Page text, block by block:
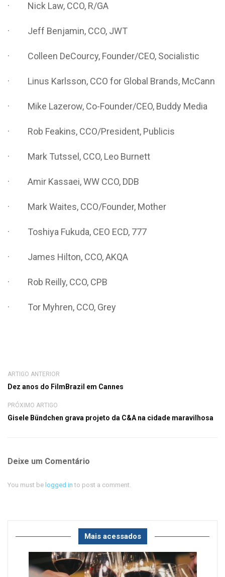
· Nick Law, CCO, R/GA
· Jeff Benjamin, CCO, JWT
· Colleen DeCourcy, Founder/CEO, Socialistic
· Linus Karlsson, CCO for Global Brands, McCann
· Mike Lazerow, Co-Founder/CEO, Buddy Media
· Rob Feakins, CCO/President, Publicis
· Mark Tutssel, CCO, Leo Burnett
· Amir Kassaei, WW CCO, DDB
· Mark Waites, CCO/Founder, Mother
· Toshiya Fukuda, CEO ECD, 777
· James Hilton, CCO, AKQA
· Rob Reilly, CCO, CPB
· Tor Myhren, CCO, Grey
ARTIGO ANTERIOR
Dez anos do FilmBrazil em Cannes
PRÓXIMO ARTIGO
Gisele Bündchen grava projeto da C&A na cidade maravilhosa
Deixe um Comentário
You must be logged in to post a comment.
Mais acessados